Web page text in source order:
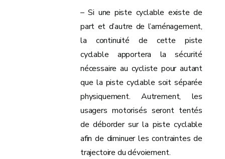
– Si une piste cyclable existe de
part et d’autre de l’aménagement,
la continuité de cette piste
cyclable apportera la sécurité
nécessaire au cycliste pour autant
que la piste cyclable soit séparée
physiquement. Autrement, les
usagers motorisés seront tentés
de déborder sur la piste cyclable
afin de diminuer les contraintes de
trajectoire du dévoiement.